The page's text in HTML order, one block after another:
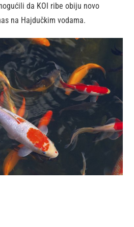
da KOI ribe obiju novo
na Hajdučkim vodama.